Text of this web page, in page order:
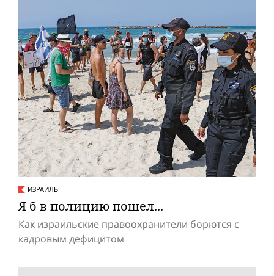
ИЗРАИЛЬ
Я б в полицию пошел...
Как израильские правоохранители борются с
кадровым дефицитом